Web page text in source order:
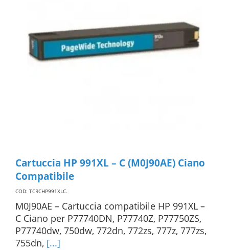
Cartuccia HP 991XL – C (M0J90AE) Ciano
Compatibile
COD: TCRCHP991XLC.
M0J90AE – Cartuccia compatibile HP 991XL –
C Ciano per P77740DN, P77740Z, P77750ZS,
P77740dw, 750dw, 772dn, 772zs, 777z, 777zs,
755dn, [...]